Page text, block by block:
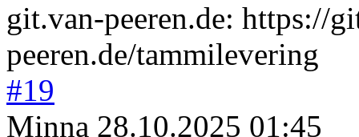
git.van-peeren.de: https://
peeren.de/tammilevering
#19
Minna 28.10.2025 01:45